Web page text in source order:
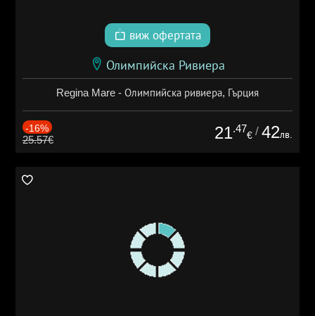
виж офертата
Олимпийска Ривиера
Regina Mare - Олимпийска ривиера, Гърция
-16%
25.57€ 21.47
€ / 42лв.